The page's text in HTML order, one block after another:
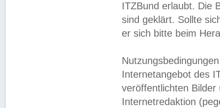
ITZBund erlaubt. Die
sind geklärt. Sollte
er sich bitte beim
Internetangebot des
veröffentlichten
Internetredaktion